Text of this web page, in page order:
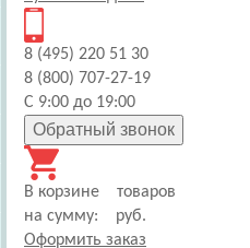
8 (495) 220 51 30
8 (800) 707-27-19
С 9:00 до 19:00
Обратный звонок
В корзине
товаров
на сумму:
руб.
Оформить заказ